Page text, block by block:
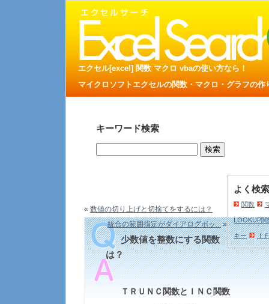
エクセル[excel] 関数 マクロ vbaの使い方なら！
マイクロソフトエクセルの関数・マクロ・グラフの
キーワード検索
よく検
関数
LOOKUP関
キー Ｉ
« 数値の切り上げと切捨てをするには？
統合の範囲指定がダイアログボッ...»
少数値を整数にする関数
は？
ＴＲＵＮＣ関数とＩＮＣ関数